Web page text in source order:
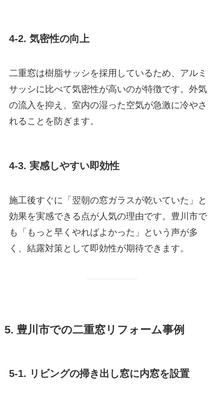
4-2. 気密性の向上
二重窓は樹脂サッシを採用しているため、アルミ
サッシに比べて気密性が高いのが特徴です。外気
の流入を抑え、室内の湿った空気が急激に冷やさ
れることを防ぎます。
4-3. 実感しやすい即効性
施工後すぐに「翌朝の窓ガラスが乾いていた」と
効果を実感できる点が人気の理由です。豊川市で
も「もっと早くやればよかった」という声が多
く、結露対策として即効性が期待できます。
5. 豊川市での二重窓リフォーム事例
5-1. リビングの掃き出し窓に内窓を設置